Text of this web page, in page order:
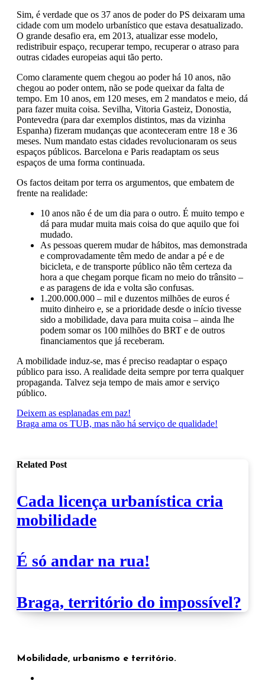
Sim, é verdade que os 37 anos de poder do PS deixaram uma
cidade com um modelo urbanístico que estava desatualizado.
O grande desafio era, em 2013, atualizar esse modelo,
redistribuir espaço, recuperar tempo, recuperar o atraso para
outras cidades europeias aqui tão perto.
Como claramente quem chegou ao poder há 10 anos, não
chegou ao poder ontem, não se pode queixar da falta de
tempo. Em 10 anos, em 120 meses, em 2 mandatos e meio, dá
para fazer muita coisa. Sevilha, Vitoria Gasteiz, Donostia,
Pontevedra (para dar exemplos distintos, mas da vizinha
Espanha) fizeram mudanças que aconteceram entre 18 e 36
meses. Num mandato estas cidades revolucionaram os seus
espaços públicos. Barcelona e Paris readaptam os seus
espaços de uma forma continuada.
Os factos deitam por terra os argumentos, que embatem de
frente na realidade:
10 anos não é de um dia para o outro. É muito tempo e
dá para mudar muita mais coisa do que aquilo que foi
mudado.
As pessoas querem mudar de hábitos, mas demonstrada
e comprovadamente têm medo de andar a pé e de
bicicleta, e de transporte público não têm certeza da
hora a que chegam porque ficam no meio do trânsito –
e as paragens de ida e volta são confusas.
1.200.000.000 – mil e duzentos milhões de euros é
muito dinheiro e, se a prioridade desde o início tivesse
sido a mobilidade, dava para muita coisa – ainda lhe
podem somar os 100 milhões do BRT e de outros
financiamentos que já receberam.
A mobilidade induz-se, mas é preciso readaptar o espaço
público para isso. A realidade deita sempre por terra qualquer
propaganda. Talvez seja tempo de mais amor e serviço
público.
Navegação
de
Deixem as esplanadas em paz!
Braga ama os TUB, mas não há serviço de qualidade!
Related Post
Cada licença urbanística cria
mobilidade
É só andar na rua!
Braga, território do impossível?
Mobilidade, urbanismo e território.